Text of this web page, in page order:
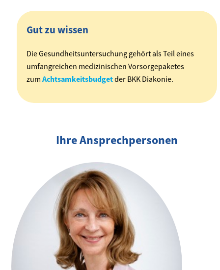
Gut zu wissen
Die Gesundheitsuntersuchung gehört als Teil eines
umfangreichen medizinischen Vorsorgepaketes
zum Achtsamkeitsbudgetder BKK Diakonie.
Ihre Ansprechpersonen